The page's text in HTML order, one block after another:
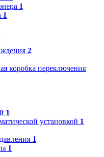
1
1
2
коробка переключения
1
установкой 1
1
1